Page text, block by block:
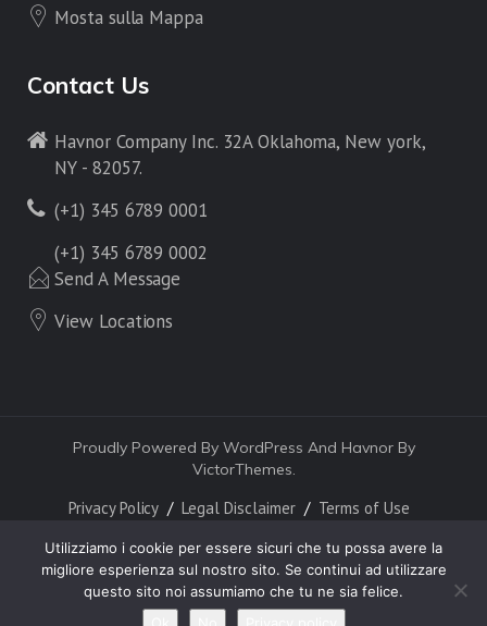
Mosta sulla Mappa
Contact Us
Havnor Company Inc. 32A Oklahoma, New york,
NY - 82057.
(+1) 345 6789 0001
(+1) 345 6789 0002
Send A Message
View Locations
Proudly Powered By WordPress And Havnor By
VictorThemes.
Privacy Policy Legal Disclaimer Terms of Use
Utilizziamo i cookie per essere sicuri che tu possa avere la
migliore esperienza sul nostro sito. Se continui ad utilizzare
questo sito noi assumiamo che tu ne sia felice.